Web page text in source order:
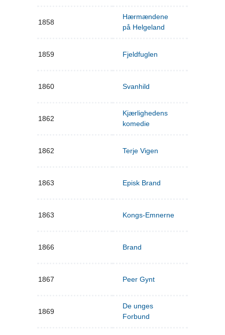
1858
Hærmændene
på Helgeland
1859 Fjeldfuglen
1860 Svanhild
1862
Kjærlighedens
komedie
1862 Terje Vigen
1863 Episk Brand
1863 Kongs-Emnerne
1866 Brand
1867 Peer Gynt
1869
De unges
Forbund